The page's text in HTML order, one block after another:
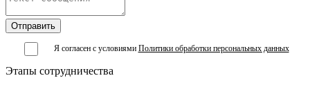
Я согласен с условиями Политики обработки персональных данных
Этапы сотрудничества